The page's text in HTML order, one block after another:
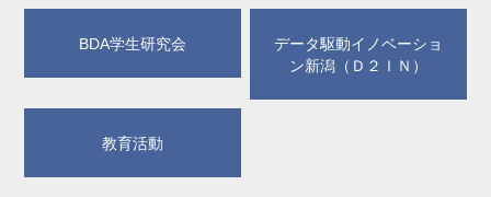
BDA学生研究会
データ駆動イノベーショ
ン新潟（Ｄ２ＩＮ）
教育活動